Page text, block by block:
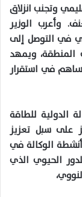
وتجنب انزلاق
وأعرب الوزير
في التوصل إلى
ويمهد
في استقرار
الدولية للطاقة
على سبل تعزيز
الوكالة في
الحيوي الذي